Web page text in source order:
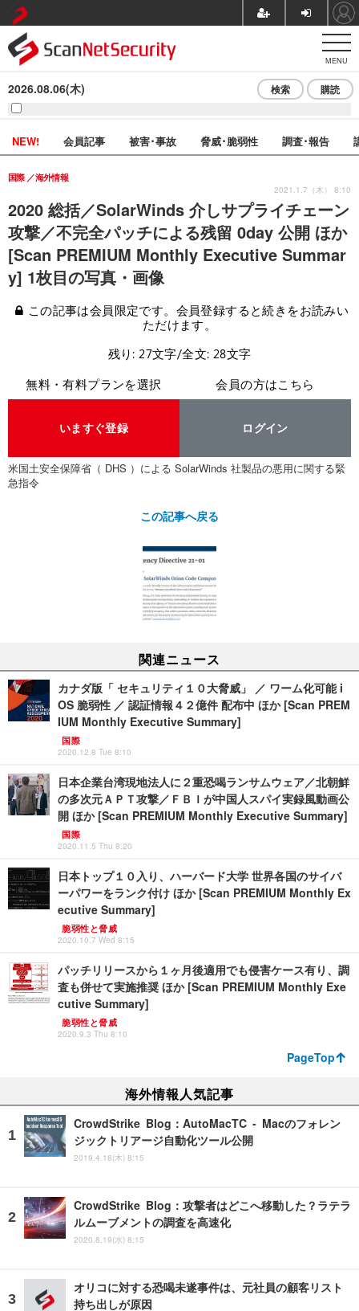
MENU
2026.08.06(木) 検索 購読
NEW! 会員記事 被害･事故 脅威･脆弱性 調査･報告
2020 総括／SolarWinds 介しサプライチェーン
攻撃／不完全パッチによる残留 0day 公開 ほか
[Scan PREMIUM Monthly Executive Summar
y] 1枚目の写真・画像
国際 海外情報
2021.1.7（木） 8:10
この記事は会員限定です。会員登録すると続きをお読みい
ただけます。
残り: 27文字/全文: 28文字
無料・有料プランを選択
いますぐ登録
会員の方はこちら
ログイン
米国土安全保障省（ DHS ）による SolarWinds 社製品の悪用に関する緊
急指令
この記事へ戻る
関連ニュース
カナダ版「 セキュリティ１０大脅威」 ／ ワーム化可能 i
OS 脆弱性 ／ 認証情報４２億件 配布中 ほか [Scan PREM
IUM Monthly Executive Summary]
国際
2020.12.8 Tue 8:10
日本企業台湾現地法人に２重恐喝ランサムウェア／北朝鮮
の多次元ＡＰＴ攻撃／ＦＢＩが中国人スパイ実録風動画公
開 ほか [Scan PREMIUM Monthly Executive Summary]
国際
2020.11.5 Thu 8:20
日本トップ１０入り、ハーバード大学 世界各国のサイバ
ーパワーをランク付け ほか [Scan PREMIUM Monthly Ex
ecutive Summary]
脆弱性と脅威
2020.10.7 Wed 8:15
パッチリリースから１ヶ月後適用でも侵害ケース有り、調
査も併せて実施推奨 ほか [Scan PREMIUM Monthly Exe
cutive Summary]
脆弱性と脅威
2020.9.3 Thu 8:10
PageTop
海外情報人気記事
CrowdStrike Blog：AutoMacTC - Macのフォレン
ジックトリアージ自動化ツール公開
2019.4.18(木) 8:15
CrowdStrike Blog：攻撃者はどこへ移動した？ラテラ
ルムーブメントの調査を高速化
2020.8.19(水) 8:15
オリコに対する恐喝未遂事件は、元社員の顧客リスト
持ち出しが原因